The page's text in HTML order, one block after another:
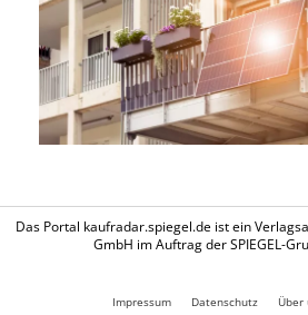
Das Portal kaufradar.spiegel.de ist ein
GmbH im Auftrag der SPIEGEL-
Impressum Datenschutz Über